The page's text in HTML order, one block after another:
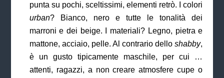
punta su pochi, sceltissimi, elementi retrò. I colori
urban? Bianco, nero e tutte le tonalità dei
marroni e dei beige. I materiali? Legno, pietra e
mattone, acciaio, pelle. Al contrario delloshabby,
è un gusto tipicamente maschile, per cui …
attenti, ragazzi, a non creare atmosfere cupe o